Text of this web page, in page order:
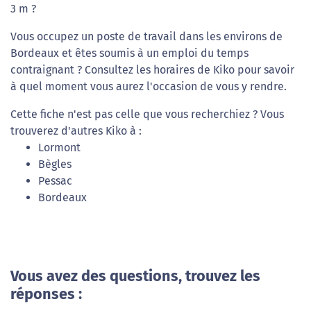
3 m ?
Vous occupez un poste de travail dans les environs de
Bordeaux et êtes soumis à un emploi du temps
contraignant ? Consultez les horaires de Kiko pour savoir
à quel moment vous aurez l'occasion de vous y rendre.
Cette fiche n'est pas celle que vous recherchiez ? Vous
trouverez d'autres Kiko à :
Lormont
Bègles
Pessac
Bordeaux
Vous avez des questions, trouvez les
réponses :